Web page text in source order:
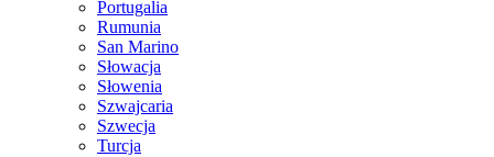
Portugalia
Rumunia
San Marino
Słowacja
Słowenia
Szwajcaria
Szwecja
Turcja